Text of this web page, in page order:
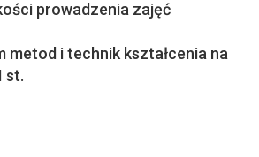
prowadzenia zajęć
metod i technik kształcenia na
st.